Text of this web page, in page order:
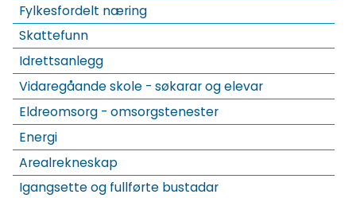
Fylkesfordelt næring
Skattefunn
Idrettsanlegg
Vidaregåande skole - søkarar og elevar
Eldreomsorg - omsorgstenester
Energi
Arealrekneskap
Igangsette og fullførte bustadar